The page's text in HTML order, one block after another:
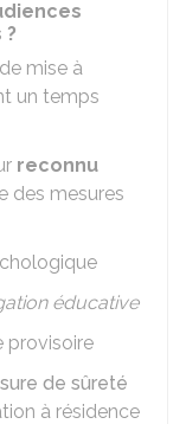
mise à
un temps
reconnu
des mesures
éducative
provisoire
de sûreté
à résidence